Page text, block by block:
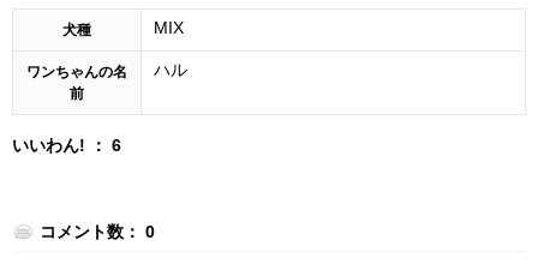
犬種 MIX
ワンちゃんの名
前
ハル
いいわん! ： 6
コメント数： 0